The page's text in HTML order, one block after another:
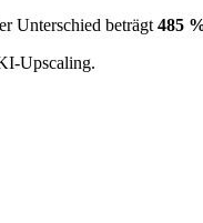
Unterschied beträgt 485
Upscaling.